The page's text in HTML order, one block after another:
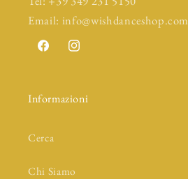
Email: info@wishdanceshop.com
FacebookInstagram
Informazioni
Cerca
Chi Siamo